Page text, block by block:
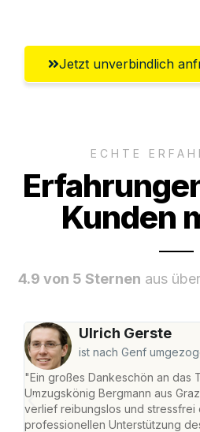
Jetzt unverbindlich
ECHTE
Kunden
4.9 von 5 Sternen aus
Ulrich Gerste
ist nach Genf
"Ein großes Dankeschön an das
Umzugskönig Bergmann aus
verlief reibungslos und stressfrei
professionellen Unterstützung